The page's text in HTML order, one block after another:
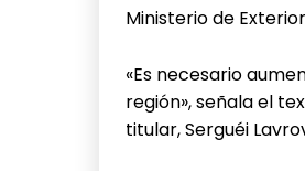
Ministerio de
«Es necesario
región», señala el
titular, Serguéi